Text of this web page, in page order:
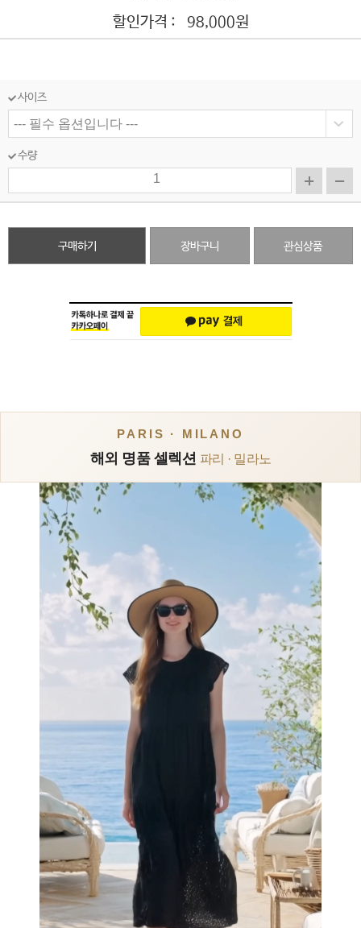
할인가격 : 98,000원
사이즈
수량
구매하기 장바구니 관심상품
PARIS · MILANO
해외 명품 셀렉션 파리 · 밀라노